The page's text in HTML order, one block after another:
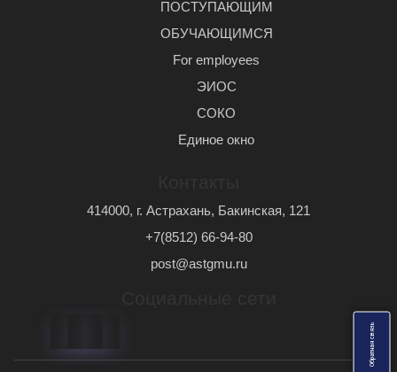
О
б
р
а
т
н
а
я
с
в
я
з
ь
ПОСТУПАЮЩИМ
ОБУЧАЮЩИМСЯ
For employees
ЭИОС
СОКО
Единое окно
414000, г. Астрахань, Бакинская, 121
+7(8512) 66-94-80
post@astgmu.ru